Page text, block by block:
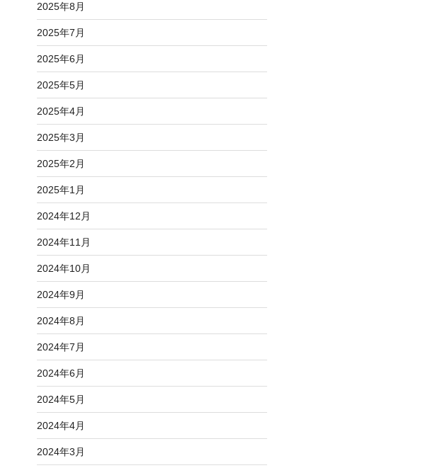
2025年8月
2025年7月
2025年6月
2025年5月
2025年4月
2025年3月
2025年2月
2025年1月
2024年12月
2024年11月
2024年10月
2024年9月
2024年8月
2024年7月
2024年6月
2024年5月
2024年4月
2024年3月